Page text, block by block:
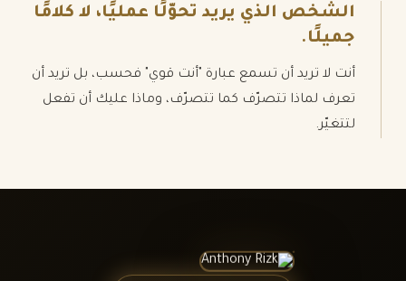
الشخص الذي يريد تحوّلًا عمليًا، لا كلامًا
جميلًا.
أنت لا تريد أن تسمع عبارة "أنت قوي" فحسب، بل تريد أن
تعرف لماذا تتصرّف كما تتصرّف، وماذا عليك أن تفعل
لتتغيّر.